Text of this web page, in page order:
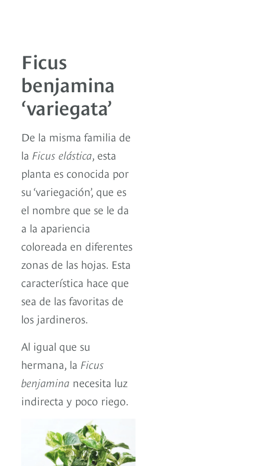
Ficus
benjamina
‘variegata’
De la misma familia de
la Ficus elástica, esta
planta es conocida por
su ‘variegación’, que es
el nombre que se le da
a la apariencia
coloreada en diferentes
zonas de las hojas. Esta
característica hace que
sea de las favoritas de
los jardineros.
Al igual que su
hermana, la Ficus
benjamina necesita luz
indirecta y poco riego.